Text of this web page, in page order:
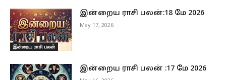
இன்றைய ராசி பலன்
இன்றைய ராசி பலன்:18 மே 2026
May 17, 2026
இன்றைய ராசி பலன் :17 மே 2026